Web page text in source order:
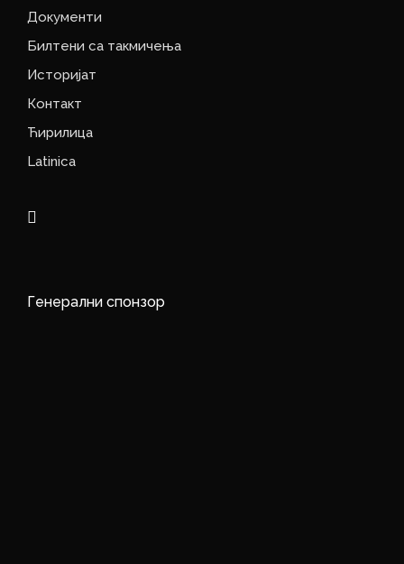
Документи
Билтени са такмичења
Историјат
Контакт
Ћирилица
Latinica
Генерални спонзор